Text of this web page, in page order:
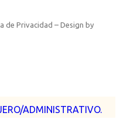
ADMINISTRATIVO.
de Privacidad – Design by